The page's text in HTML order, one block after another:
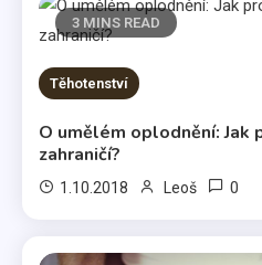
3 MINS READ
Těhotenství
O umělém oplodnění: Jak
zahraničí?
1.10.2018 Leoš 0